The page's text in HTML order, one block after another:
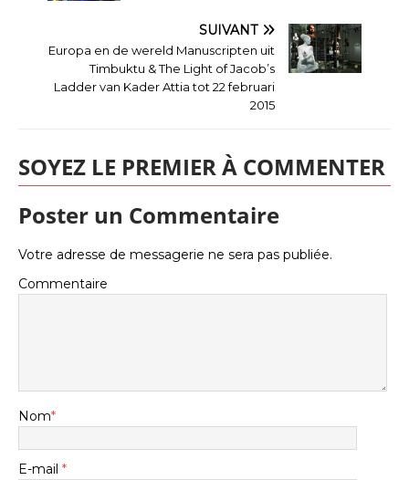
SUIVANT
Europa en de wereld Manuscripten uit
Timbuktu & The Light of Jacob’s
Ladder van Kader Attia tot 22 februari
2015
SOYEZ LE PREMIER À COMMENTER
Poster un Commentaire
Votre adresse de messagerie ne sera pas publiée.
Commentaire
Nom*
E-mail *